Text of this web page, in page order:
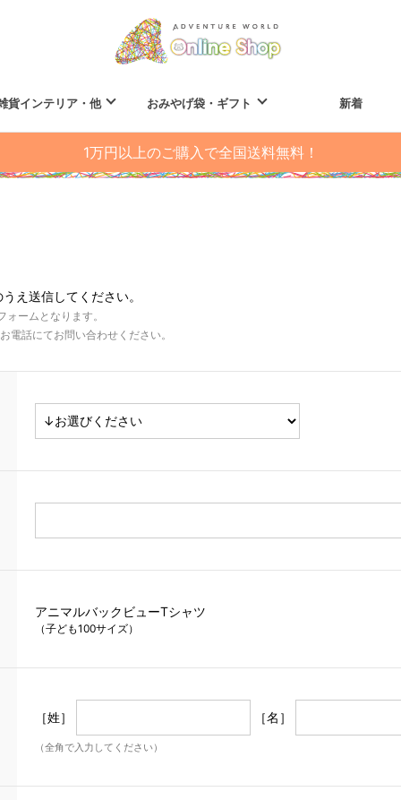
貨インテリア・他 おみやげ袋・ギフト 新着
1万円以上のご購入で全国送料無料！
え送信してください。
ームとなります。
話にてお問い合わせください。
アニマルバックビューTシャツ
（子ども100サイズ）
［姓］ ［名］
（全角で入力してください）